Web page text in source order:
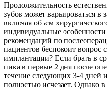
Продолжительность
зубов может варьироваться в
включая объем
индивидуальные
рекомендаций по
пациентов беспокоит вопрос
имплантации? Если брать в
пика в первые 2 дня после
течение следующих 3-4 дней
полностью исчезает. Однако